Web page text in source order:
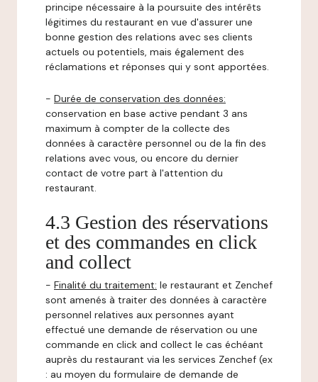
principe nécessaire à la poursuite des intérêts
légitimes du restaurant en vue d'assurer une
bonne gestion des relations avec ses clients
actuels ou potentiels, mais également des
réclamations et réponses qui y sont apportées.
- Durée de conservation des données:
conservation en base active pendant 3 ans
maximum à compter de la collecte des
données à caractère personnel ou de la fin des
relations avec vous, ou encore du dernier
contact de votre part à l'attention du
restaurant.
4.3 Gestion des réservations
et des commandes en click
and collect
- Finalité du traitement: le restaurant et Zenchef
sont amenés à traiter des données à caractère
personnel relatives aux personnes ayant
effectué une demande de réservation ou une
commande en click and collect le cas échéant
auprès du restaurant via les services Zenchef (ex
: au moyen du formulaire de demande de